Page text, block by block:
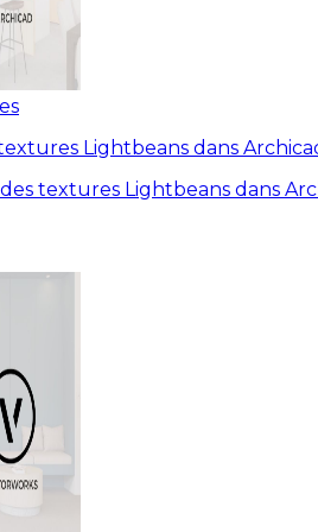
Lightbeans dans
textures Lightbeans dans